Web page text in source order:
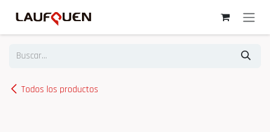
Todos los productos